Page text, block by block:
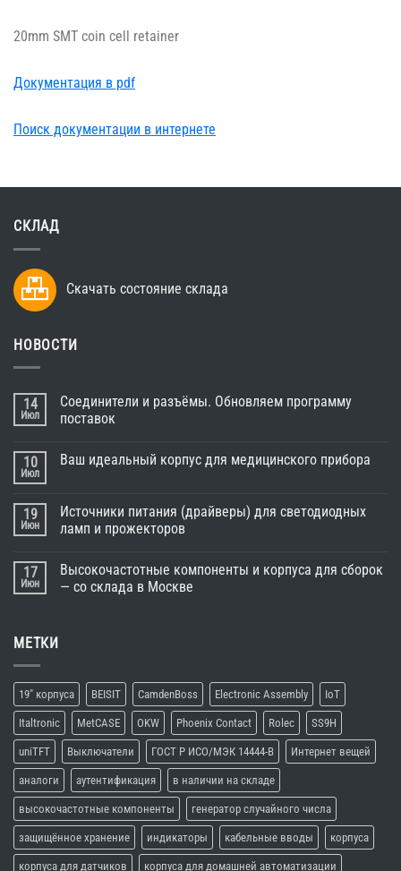
20mm SMT coin cell retainer
Документация в pdf
Поиск документации в интернете
СКЛАД
Скачать состояние склада
НОВОСТИ
14
Июл
Соединители и разъёмы. Обновляем программу
поставок
10
Июл
Ваш идеальный корпус для медицинского прибора
19
Июн
Источники питания (драйверы) для светодиодных
ламп и прожекторов
17
Июн
Высокочастотные компоненты и корпуса для сборок
— со склада в Москве
МЕТКИ
19" корпуса BEISIT CamdenBoss Electronic Assembly IoT
Italtronic MetCASE OKW Phoenix Contact Rolec SS9H
uniTFT Выключатели ГОСТ Р ИСО/МЭК 14444-В Интернет вещей
аналоги аутентификация в наличии на складе
высокочастотные компоненты генератор случайного числа
защищённое хранение индикаторы кабельные вводы корпуса
корпуса для датчиков корпуса для домашней автоматизации